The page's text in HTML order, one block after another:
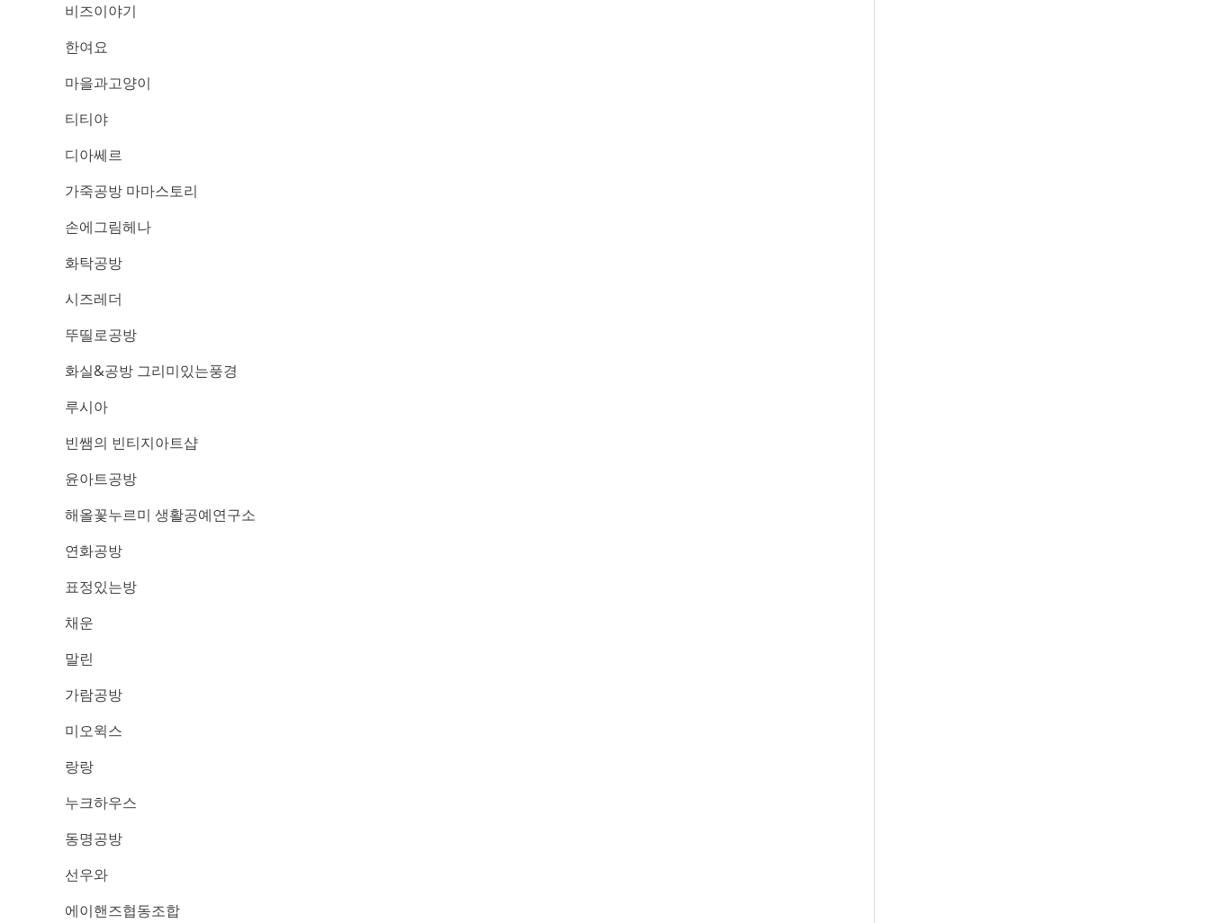
비즈이야기
한여요
마을과고양이
티티야
디아쎄르
가죽공방 마마스토리
손에그림헤나
화탁공방
시즈레더
뚜띨로공방
화실&공방 그리미있는풍경
루시아
빈쌤의 빈티지아트샵
윤아트공방
해올꽃누르미 생활공예연구소
연화공방
표정있는방
채운
말린
가람공방
미오윅스
랑랑
누크하우스
동명공방
선우와
에이핸즈협동조합